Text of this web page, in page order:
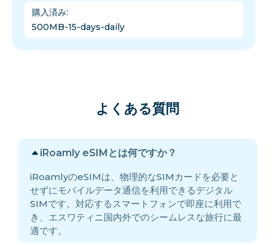
購入済み:
500MB-15-days-daily
よくある質問
iRoamly eSIMとは何ですか？
iRoamlyのeSIMは、物理的なSIMカードを必要と
せずにモバイルデータ通信を利用できるデジタル
SIMです。対応するスマートフォンで即座に利用で
き、エスワティニ国内外でのシームレスな旅行に最
適です。